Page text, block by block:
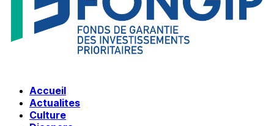
Accueil
Actualites
Culture